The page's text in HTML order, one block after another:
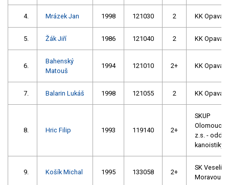
4. Mrázek Jan 1998 121030 2 KK Opava
5. Žák Jiří 1986 121040 2 KK Opava
6.
Bahenský
Matouš
1994 121010 2+ KK Opava
7. Balarin Lukáš 1998 121055 2 KK Opava
8. Hric Filip 1993 119140 2+
SKUP
Olomouc,
z.s. - oddíl
kanoistiky
9. Košík Michal 1995 133058 2+
SK Veselí
Moravou